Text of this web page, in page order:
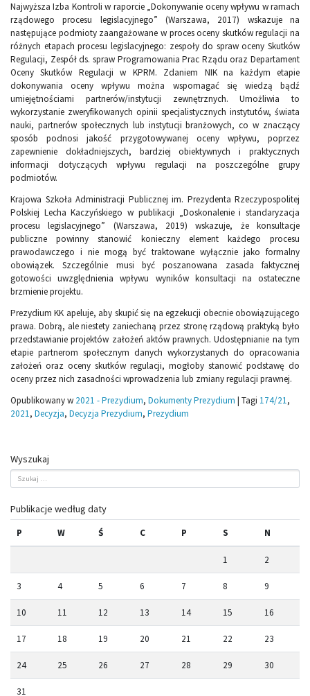
Najwyższa Izba Kontroli w raporcie „Dokonywanie oceny wpływu w ramach
rządowego procesu legislacyjnego” (Warszawa, 2017) wskazuje na
następujące podmioty zaangażowane w proces oceny skutków regulacji na
różnych etapach procesu legislacyjnego: zespoły do spraw oceny Skutków
Regulacji, Zespół ds. spraw Programowania Prac Rządu oraz Departament
Oceny Skutków Regulacji w KPRM. Zdaniem NIK na każdym etapie
dokonywania oceny wpływu można wspomagać się wiedzą bądź
umiejętnościami partnerów/instytucji zewnętrznych. Umożliwia to
wykorzystanie zweryfikowanych opinii specjalistycznych instytutów, świata
nauki, partnerów społecznych lub instytucji branżowych, co w znaczący
sposób podnosi jakość przygotowywanej oceny wpływu, poprzez
zapewnienie dokładniejszych, bardziej obiektywnych i praktycznych
informacji dotyczących wpływu regulacji na poszczególne grupy
podmiotów.
Krajowa Szkoła Administracji Publicznej im. Prezydenta Rzeczypospolitej
Polskiej Lecha Kaczyńskiego w publikacji „Doskonalenie i standaryzacja
procesu legislacyjnego” (Warszawa, 2019) wskazuje, że konsultacje
publiczne powinny stanowić konieczny element każdego procesu
prawodawczego i nie mogą być traktowane wyłącznie jako formalny
obowiązek. Szczególnie musi być poszanowana zasada faktycznej
gotowości uwzględnienia wpływu wyników konsultacji na ostateczne
brzmienie projektu.
Prezydium KK apeluje, aby skupić się na egzekucji obecnie obowiązującego
prawa. Dobrą, ale niestety zaniechaną przez stronę rządową praktyką było
przedstawianie projektów założeń aktów prawnych. Udostępnianie na tym
etapie partnerom społecznym danych wykorzystanych do opracowania
założeń oraz oceny skutków regulacji, mogłoby stanowić podstawę do
oceny przez nich zasadności wprowadzenia lub zmiany regulacji prawnej.
Opublikowany w 2021 - Prezydium, Dokumenty Prezydium | Tagi 174/21,
2021, Decyzja, Decyzja Prezydium, Prezydium
Wyszukaj
Publikacje według daty
P W Ś C P S N
1 2
3 4 5 6 7 8 9
10 11 12 13 14 15 16
17 18 19 20 21 22 23
24 25 26 27 28 29 30
31